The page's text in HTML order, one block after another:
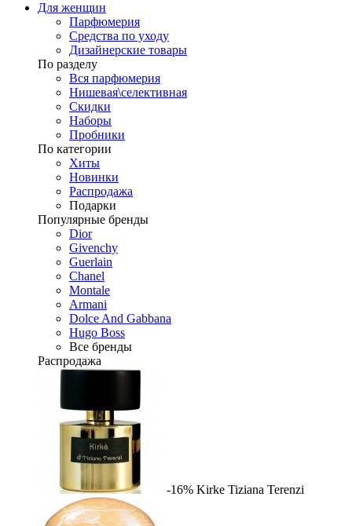
Для женщин
Парфюмерия
Средства по уходу
Дизайнерские товары
По разделу
Вся парфюмерия
Нишевая\селективная
Скидки
Наборы
Пробники
По категории
Хиты
Новинки
Распродажа
Подарки
Популярные бренды
Dior
Givenchy
Guerlain
Chanel
Montale
Armani
Dolce And Gabbana
Hugo Boss
Все бренды
Распродажа
-16% Kirke Tiziana Terenzi